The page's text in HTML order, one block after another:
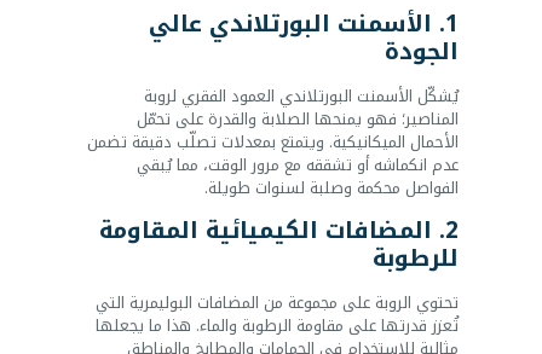
1. الأسمنت البورتلاندي عالي
الجودة
يُشكّل الأسمنت البورتلاندي العمود الفقري لروبة
المناصير؛ فهو يمنحها الصلابة والقدرة على تحمّل
الأحمال الميكانيكية. ويتمتع بمعدلات تصلّب دقيقة تضمن
عدم انكماشه أو تشققه مع مرور الوقت، مما يُبقي
الفواصل محكمة وصلبة لسنوات طويلة.
2. المضافات الكيميائية المقاومة
للرطوبة
تحتوي الروبة على مجموعة من المضافات البوليمرية التي
تُعزز قدرتها على مقاومة الرطوبة والماء. هذا ما يجعلها